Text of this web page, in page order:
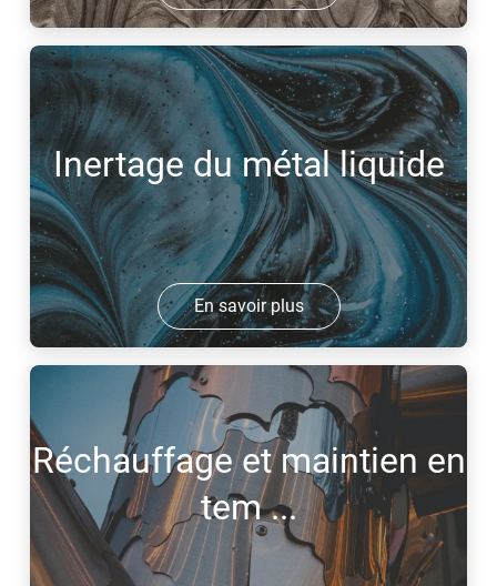
Inertage du métal liquide
En savoir plus
Réchauffage et maintien en
tem ...